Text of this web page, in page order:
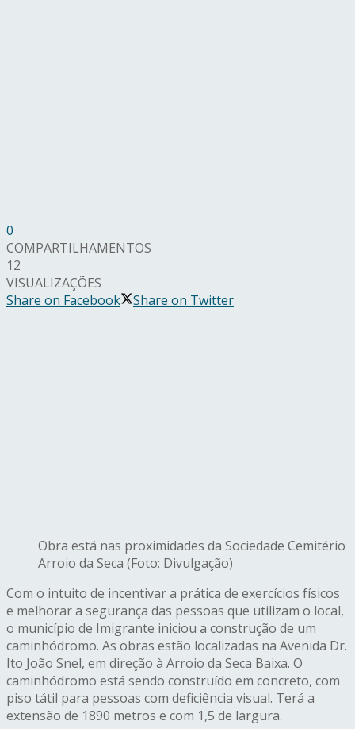
0
COMPARTILHAMENTOS
12
VISUALIZAÇÕES
Share on Facebook
Share on Twitter
Obra está nas proximidades da Sociedade Cemitério
Arroio da Seca (Foto: Divulgação)
Com o intuito de incentivar a prática de exercícios físicos
e melhorar a segurança das pessoas que utilizam o local,
o município de Imigrante iniciou a construção de um
caminhódromo. As obras estão localizadas na Avenida Dr.
Ito João Snel, em direção à Arroio da Seca Baixa. O
caminhódromo está sendo construído em concreto, com
piso tátil para pessoas com deficiência visual. Terá a
extensão de 1890 metros e com 1,5 de largura.